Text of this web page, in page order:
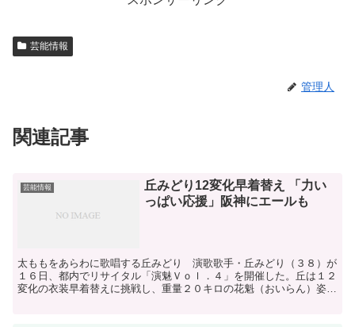
芸能情報
管理人
関連記事
芸能情報
丘みどり12変化早着替え 「力い
っぱい応援」阪神にエールも
太ももをあらわに歌唱する丘みどり 演歌歌手・丘みどり（３８）が
１６日、都内でリサイタル「演魅Ｖｏｌ．４」を開催した。丘は１２
変化の衣装早着替えに挑戦し、重量２０キロの花魁（おいらん）姿も